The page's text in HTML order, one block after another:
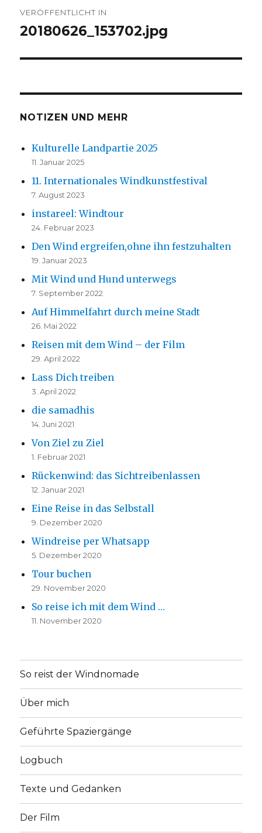
Navigation
VERÖFFENTLICHT IN
20180626_153702.jpg
NOTIZEN UND MEHR
Kulturelle Landpartie 2025
11. Januar 2025
11. Internationales Windkunstfestival
7. August 2023
instareel: Windtour
24. Februar 2023
Den Wind ergreifen,ohne ihn festzuhalten
19. Januar 2023
Mit Wind und Hund unterwegs
7. September 2022
Auf Himmelfahrt durch meine Stadt
26. Mai 2022
Reisen mit dem Wind – der Film
29. April 2022
Lass Dich treiben
3. April 2022
die samadhis
14. Juni 2021
Von Ziel zu Ziel
1. Februar 2021
Rückenwind: das Sichtreibenlassen
12. Januar 2021
Eine Reise in das Selbstall
9. Dezember 2020
Windreise per Whatsapp
5. Dezember 2020
Tour buchen
29. November 2020
So reise ich mit dem Wind …
11. November 2020
So reist der Windnomade
Über mich
Geführte Spaziergänge
Logbuch
Texte und Gedanken
Der Film